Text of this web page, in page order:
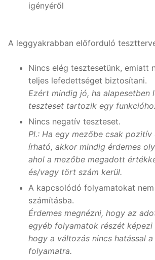
igényéről
A leggyakrabban előforduló
Nincs elég tesztesetünk, emiatt
teljes lefedettséget biztosítani.
Ezért mindig jó, ha alapesetben
teszteset tartozik egy
Nincs negatív teszteset.
Pl.: Ha egy mezőbe csak pozitív
írható, akkor mindig érdemes
ahol a mezőbe megadott
és/vagy tört szám kerül.
A kapcsolódó folyamatokat
számításba.
Érdemes megnézni, hogy az
egyéb folyamatok részét képezi
hogy a változás nincs hatással a
folyamatra.